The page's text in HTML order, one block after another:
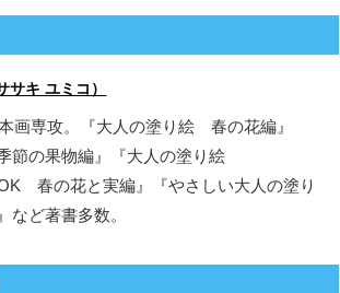
キ ユミコ）
画専攻。『大人の塗り絵 春の花編』
節の果物編』『大人の塗り絵
春の花と実編』『やさしい大人の塗り
ど著書多数。